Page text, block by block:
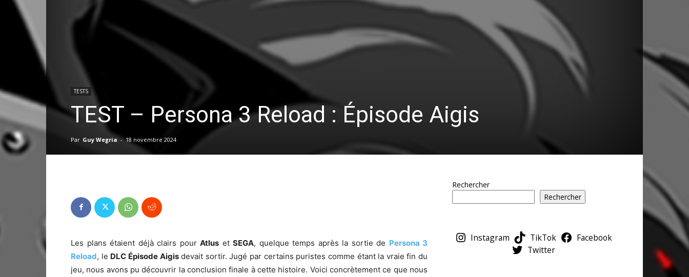
TESTS
TEST – Persona 3 Reload : Épisode Aigis
Par Guy Wegria - 18 novembre 2024
Les plans étaient déjà clairs pour Atlus et SEGA, quelque temps après la sortie de Persona 3
Reload, le DLC Épisode Aigisdevait sortir. Jugé par certains puristes comme étant la vraie fin du
jeu, nous avons pu découvrir la conclusion finale à cette histoire. Voici concrètement ce que nous
Rechercher
Rechercher
Instagram TikTok
Facebook
Twitter